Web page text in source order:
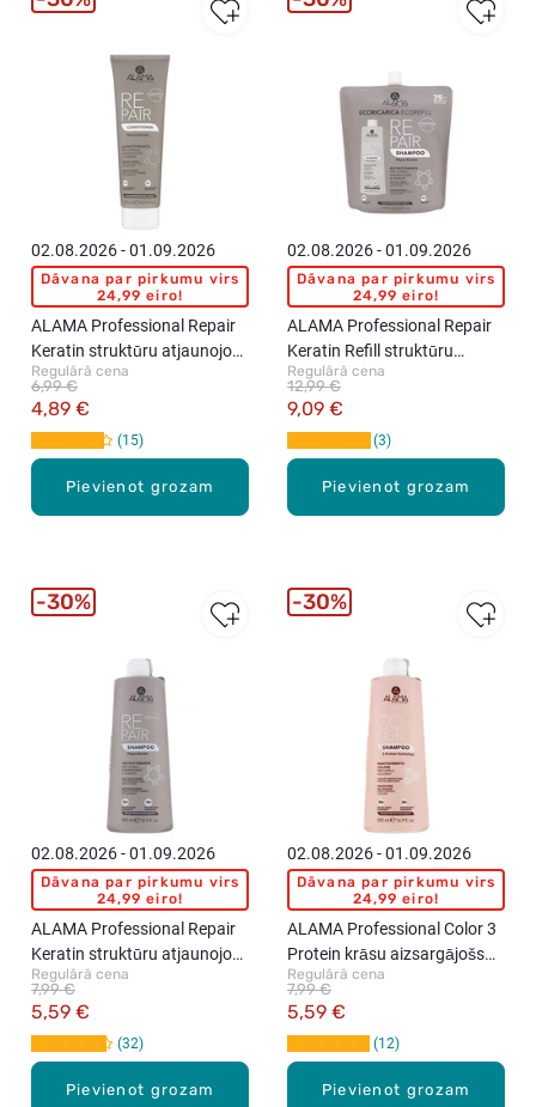
Pievienot grozam
02.08.2026 - 01.09.2026
Dāvana par pirkumu virs
24,99 eiro!
ALAMA Professional Repair
Keratin struktūru atjaunojošs
kondicionieris, 300ml
Regulārā cena
4,89 €
6,99 €
15
Pievienot grozam
02.08.2026 - 01.09.2026
Dāvana par pirkumu virs
24,99 eiro!
ALAMA Professional Repair
Keratin Refill struktūru
atjaunojošs šampūns,
1000ml
Regulārā cena
9,09 €
12,99 €
3
Pievienot grozam
02.08.2026 - 01.09.2026
Dāvana par pirkumu virs
24,99 eiro!
ALAMA Professional Repair
Keratin struktūru atjaunojošs
šampūns, 500ml
Regulārā cena
5,59 €
7,99 €
32
30%
Pievienot grozam
02.08.2026 - 01.09.2026
Dāvana par pirkumu virs
24,99 eiro!
ALAMA Professional Color 3
Protein krāsu aizsargājošs
šampūns, 500ml
Regulārā cena
5,59 €
7,99 €
12
30%